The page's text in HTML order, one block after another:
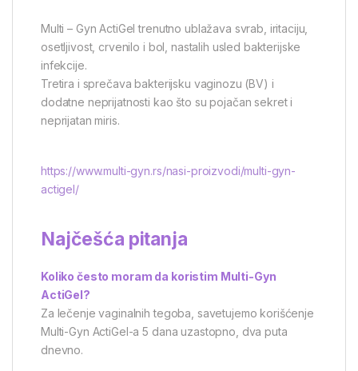
Multi – Gyn ActiGel trenutno ublažava svrab, iritaciju,
osetljivost, crvenilo i bol, nastalih usled bakterijske
infekcije.
Tretira i sprečava bakterijsku vaginozu (BV) i
dodatne neprijatnosti kao što su pojačan sekret i
neprijatan miris.
https://www.multi-gyn.rs/nasi-proizvodi/multi-gyn-
actigel/
Najčešća pitanja
Koliko često moram da koristim Multi-Gyn
ActiGel?
Za lečenje vaginalnih tegoba, savetujemo korišćenje
Multi-Gyn ActiGel-a 5 dana uzastopno, dva puta
dnevno.